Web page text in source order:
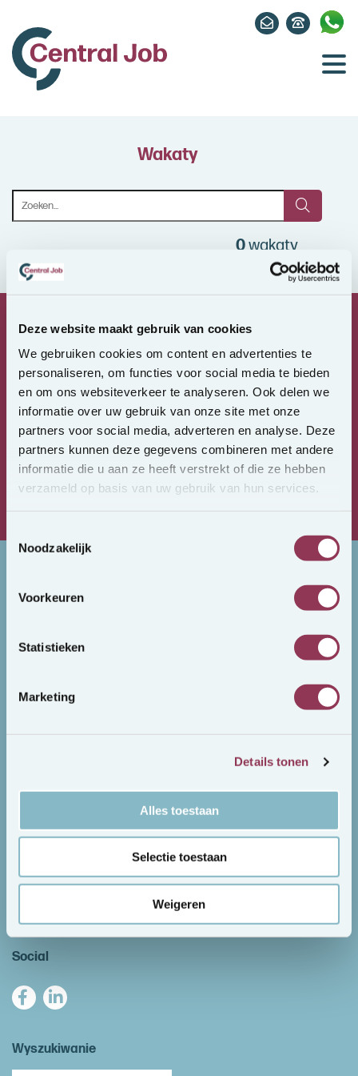
Deze website maakt gebruik van cookies
We gebruiken cookies om content en advertenties te
personaliseren, om functies voor social media te bieden
en om ons websiteverkeer te analyseren. Ook delen we
informatie over uw gebruik van onze site met onze
partners voor social media, adverteren en analyse. Deze
partners kunnen deze gegevens combineren met andere
informatie die u aan ze heeft verstrekt of die ze hebben
verzameld op basis van uw gebruik van hun services.
Noodzakelijk
Voorkeuren
Statistieken
Marketing
Details tonen
Alles toestaan
Selectie toestaan
Weigeren
Wakaty
0wakaty
Wielka regionalnasieć odpowiednich osób
Wyczuciejakości i talentu
Znamy ryneki obowiązujące przepisy
Wakaty
Downloads / documents
Social
Wyszukiwanie